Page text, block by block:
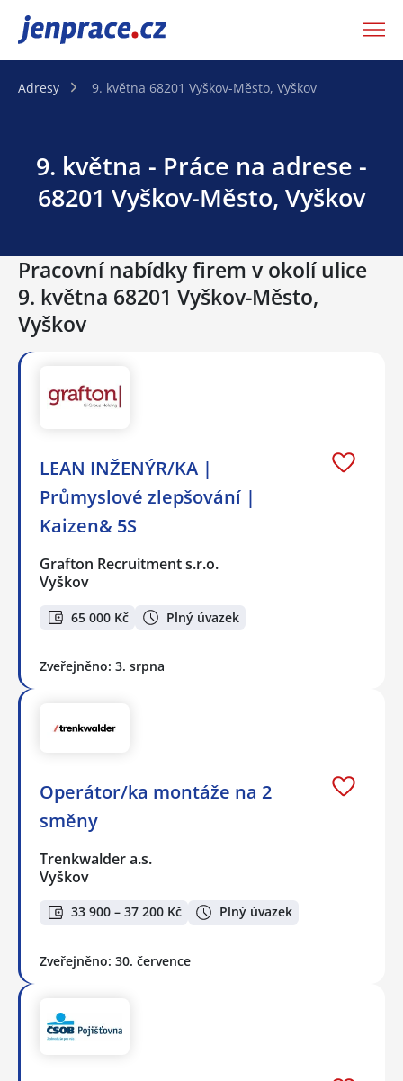
JenPráce.cz
Adresy 9. května 68201 Vyškov-Město, Vyškov
9. května - Práce na adrese -
68201 Vyškov-Město, Vyškov
Pracovní nabídky firem v okolí ulice
9. května 68201 Vyškov-Město,
Vyškov
LEAN INŽENÝR/KA |
Průmyslové zlepšování |
Kaizen& 5S
Grafton Recruitment s.r.o.
Vyškov
65 000 Kč Plný úvazek
Zveřejněno: 3. srpna
Operátor/ka montáže na 2
směny
Trenkwalder a.s.
Vyškov
33 900 – 37 200 Kč Plný úvazek
Zveřejněno: 30. července